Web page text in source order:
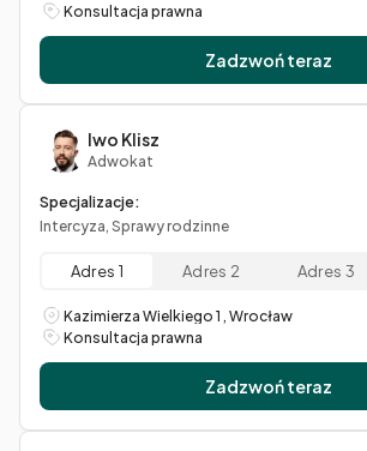
Konsultacja prawna
Zadzwoń teraz
Iwo Klisz
Adwokat
Specjalizacje:
Intercyza, Sprawy rodzinne
Adres 1 Adres 2 Adres 3
Kazimierza Wielkiego 1 , Wrocław
Konsultacja prawna
Zadzwoń teraz